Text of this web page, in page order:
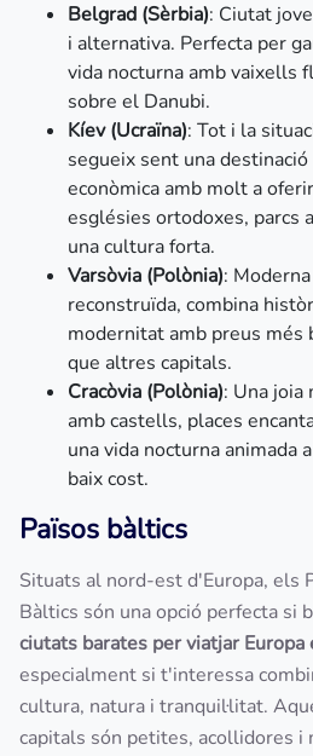
Belgrad (Sèrbia): Ciutat
i alternativa. Perfecta per
vida nocturna amb vaixells
sobre el Danubi.
Kíev (Ucraïna): Tot i la
segueix sent una destinació
econòmica amb molt a
esglésies ortodoxes, parcs
una cultura forta.
Varsòvia (Polònia):
reconstruïda, combina
modernitat amb preus més
que altres capitals.
Cracòvia (Polònia): Una joia
amb castells, places
una vida nocturna animada
baix cost.
Països bàltics
Situats al nord-est d'Europa, els
Bàltics són una opció perfecta si
ciutats barates per viatjar Europa
especialment si t'interessa
cultura, natura i tranquil·litat.
capitals són petites, acollidores i